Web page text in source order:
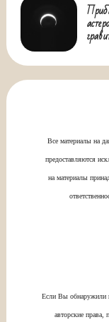
Все материалы на
предоставляются
на материалы
Если Вы обнаружили
авторские